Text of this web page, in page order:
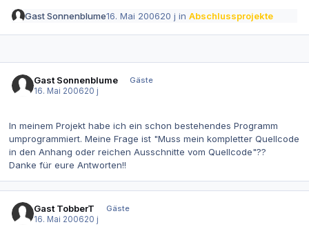
Gast Sonnenblume16. Mai 200620 j inAbschlussprojekte
Gast Sonnenblume
Gäste
16. Mai 200620 j
In meinem Projekt habe ich ein schon bestehendes Programm
umprogrammiert. Meine Frage ist "Muss mein kompletter Quellcode
in den Anhang oder reichen Ausschnitte vom Quellcode"??
Danke für eure Antworten!!
Gast TobberT
Gäste
16. Mai 200620 j